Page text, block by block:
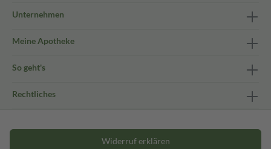
Unternehmen
Meine Apotheke
So geht's
Rechtliches
Widerruf erklären